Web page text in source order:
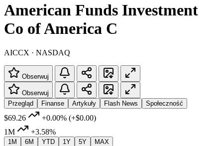
American Funds Investment
Co of America C
AICCX · NASDAQ
Obserwuj
Obserwuj
Przegląd
Finanse Artykuły Flash News Społeczność
$69.26 +0.00% (+$0.00)
1M
+3.58%
1M 6M YTD 1Y 5Y MAX